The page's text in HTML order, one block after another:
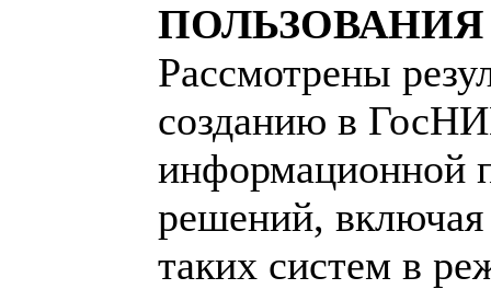
ПОЛЬЗОВАНИЯ
Рассмотрены
созданию в
информационной
решений, включая
таких систем в